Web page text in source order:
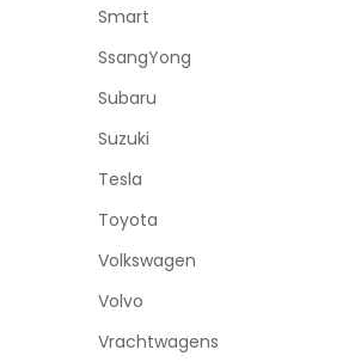
Smart
SsangYong
Subaru
Suzuki
Tesla
Toyota
Volkswagen
Volvo
Vrachtwagens